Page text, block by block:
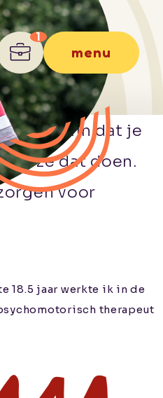
menu
kan zijn dat je
ze dat doen.
voor
18.5 jaar werkte ik in de
therapeut